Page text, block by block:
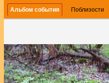
Альбом события Поблизости